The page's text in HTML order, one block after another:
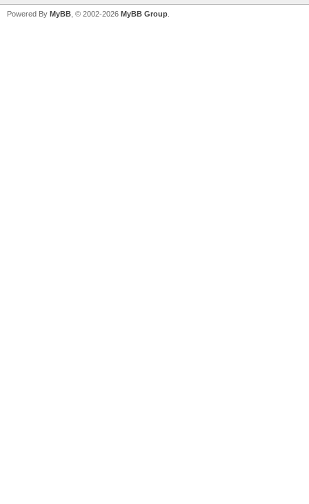
Powered By MyBB , © 2002-2026 MyBB Group